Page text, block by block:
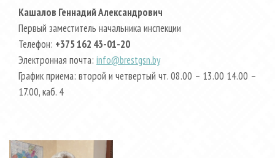
Кашалов Геннадий Александрович
Первый заместитель начальника инспекции
Телефон: +375 162 43-01-20
Электронная почта: info@brestgsn.by
График приема: второй и четвертый чт. 08.00 – 13.00 14.00 –
17.00, каб. 4